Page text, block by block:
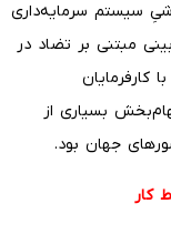
سیستم سرمایه‌داری
مبتنی بر تضاد در
کارفرمایان
بسیاری از
جهان بود.
کار